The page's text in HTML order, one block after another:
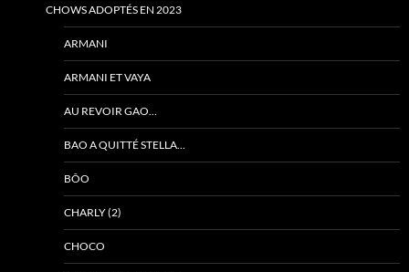
CHOWS ADOPTÉS EN 2023
ARMANI
ARMANI ET VAYA
AU REVOIR GAO…
BAO A QUITTÉ STELLA…
BÔO
CHARLY (2)
CHOCO